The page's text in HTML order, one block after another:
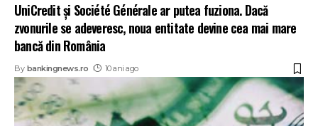
UniCredit şi Société Générale ar putea fuziona. Dacă
zvonurile se adeveresc, noua entitate devine cea mai mare
bancă din România
By bankingnews.ro 10 ani ago